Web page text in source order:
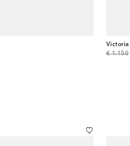
Victoria
€ 1.150
original